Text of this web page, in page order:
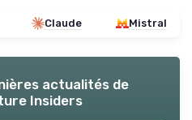
Claude Mistral
actualités de
Insiders